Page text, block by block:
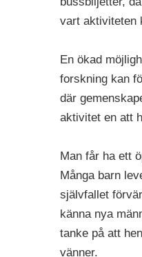
vart aktiviteten
En ökad
forskning kan
där
aktivitet en att
Man får ha ett
Många barn
självfallet
känna nya
tanke på att
vänner.